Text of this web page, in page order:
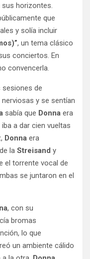
sus horizontes.
que
y solía incluir
, un tema clásico
conciertos. En
convencerla.
sesiones de
y se sentían
sabía que Donna era
a dar cien vueltas
Donna era
la Streisand y
el torrente vocal de
se juntaron en el
, con su
bromas
lo que
un ambiente cálido